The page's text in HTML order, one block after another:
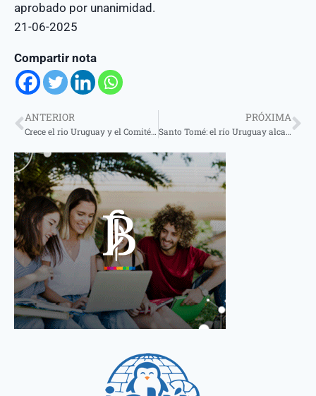
aprobado por unanimidad.
21-06-2025
Compartir nota
ANTERIOR
Crece el rio Uruguay y el Comité de Emergencia se reunió para delinear un plan de acción
PRÓXIMA
Santo Tomé: el río Uruguay alcanzó el nivel de alerta y ya hay familias autoevacuadas